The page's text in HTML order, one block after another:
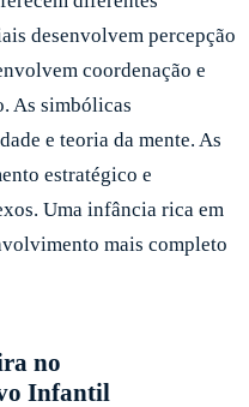
desenvolvem percepção
coordenação e
As simbólicas
e teoria da mente. As
estratégico e
Uma infância rica em
mais completo
no
Infantil